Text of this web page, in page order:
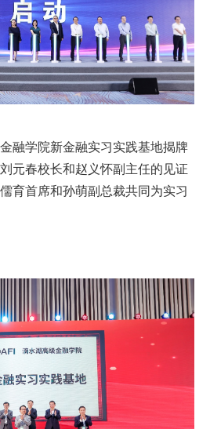
融学院新金融实习实践基地揭牌
元春校长和赵义怀副主任的见证
育首席和孙萌副总裁共同为实习